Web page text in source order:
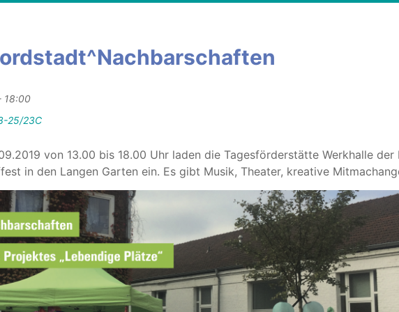
18:00
25/23C
von 13.00 bis 18.00 Uhr laden die Tagesförderstätte Werkhalle
in den Langen Garten ein. Es gibt Musik, Theater, kreative